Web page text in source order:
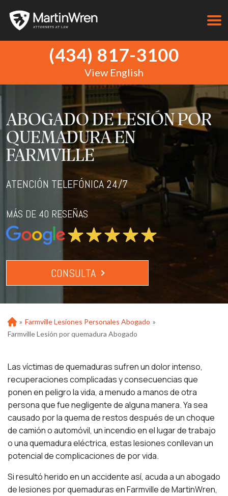
(434) 817-3100
View English
ABOGADO DE LESIÓN POR
QUEMADURA EN
FARMVILLE
ATENCIÓN TELEFÓNICA 24/7
MÁS DE 40 RESEÑAS
CONSULTA
Ho
m
» Farmville Lesiones Personales Abogado »
Farmville Lesión por quemadura Abogado
Las víctimas de quemaduras sufren un dolor intenso,
recuperaciones complicadas y consecuencias que
ponen en peligro la vida, a menudo a manos de otra
persona que fue negligente de alguna manera. Ya sea
causado por la quema de restos después de un choque
de camión o automóvil, un incendio en el lugar de trabajo
o una quemadura eléctrica, estas lesiones conllevan un
potencial de complicaciones de por vida.
Si resultó herido en un accidente así, acuda a un abogado
de lesiones por quemaduras en Farmville de MartinWren,